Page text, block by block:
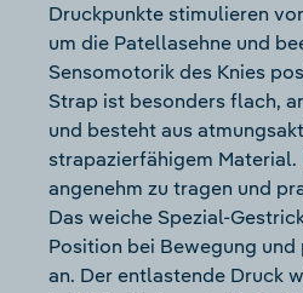
Druckpunkte stimulieren
um die Patellasehne und
Sensomotorik des Knies
Strap ist besonders flach,
und besteht aus
strapazierfähigem
angenehm zu tragen und
Das weiche Spezial-
Position bei Bewegung
an. Der entlastende Druck